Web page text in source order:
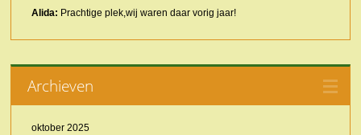
Alida: Prachtige plek,wij waren daar vorig jaar!
Archieven
oktober 2025